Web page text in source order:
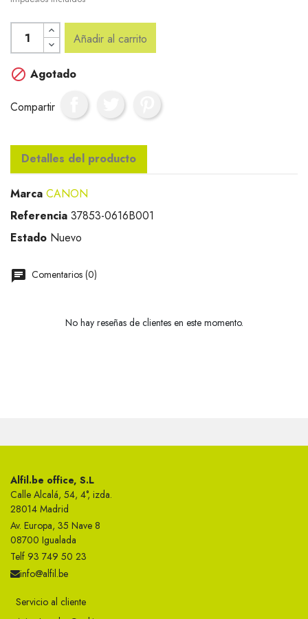
Añadir al carrito
 Agotado
Compartir
Detalles del producto
Marca CANON
Referencia 37853-0616B001
Estado Nuevo
Comentarios (0)
No hay reseñas de clientes en este momento.
Alfil.be office, S.L
Calle Alcalá, 54, 4°, izda.
28014 Madrid
Av. Europa, 35 Nave 8
08700 Igualada
Telf 93 749 50 23
info@alfil.be
Servicio al cliente